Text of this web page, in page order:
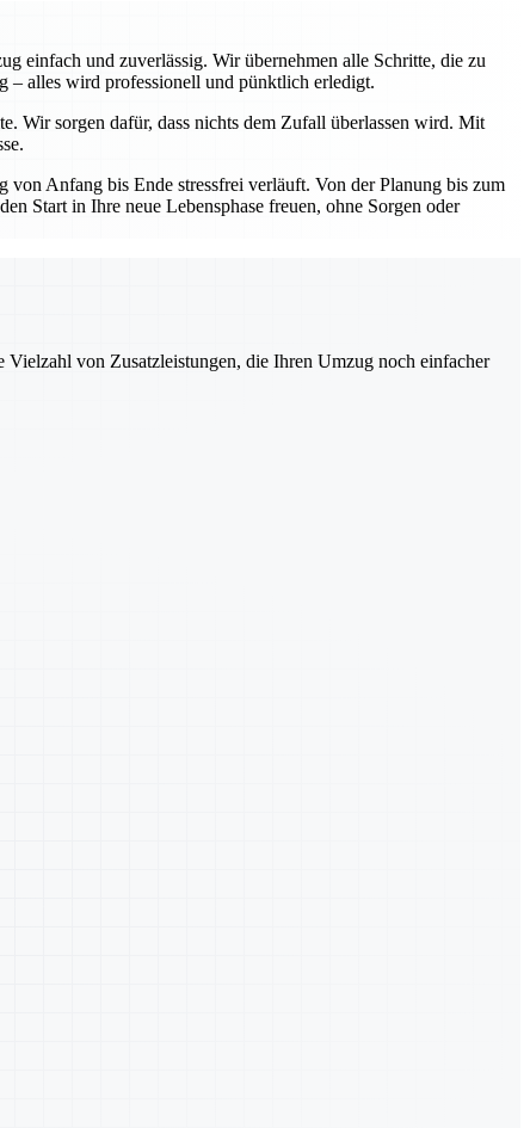
einfach und zuverlässig. Wir übernehmen alle Schritte, die zu
– alles wird professionell und pünktlich erledigt.
Wir sorgen dafür, dass nichts dem Zufall überlassen wird. Mit
von Anfang bis Ende stressfrei verläuft. Von der Planung bis zum
Start in Ihre neue Lebensphase freuen, ohne Sorgen oder
von Zusatzleistungen, die Ihren Umzug noch einfacher